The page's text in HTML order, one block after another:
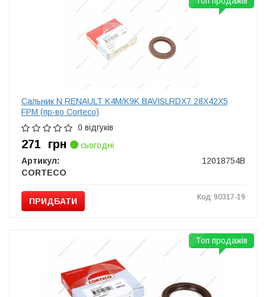
Сальник N RENAULT K4M/K9K BAVISLRDX7 28X42X5
FPM (пр-во Corteco)
0 відгуків
271 грн
сьогодні
Артикул:
12018754B
CORTECO
ПРИДБАТИ Код: 90317-19
Топ продажів